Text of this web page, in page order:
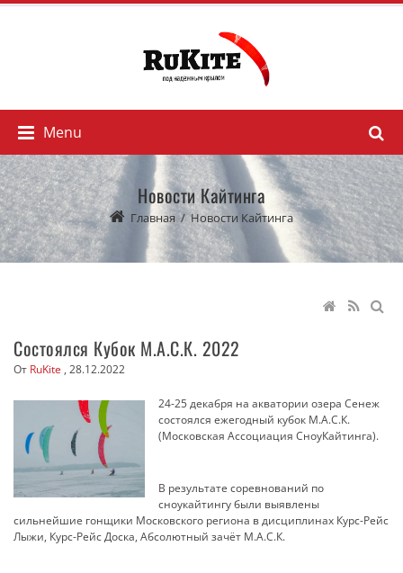
Menu
Новости Кайтинга
Главная /Новости Кайтинга
Состоялся Кубок М.А.С.К. 2022
От RuKite , 28.12.2022
24-25 декабря на акватории озера Сенеж
состоялся ежегодный кубок М.А.С.К.
(Московская Ассоциация СноуКайтинга).
В результате соревнований по
сноукайтингу были выявлены
сильнейшие гонщики Московского региона в дисциплинах Курс-Рейс
Лыжи, Курс-Рейс Доска, Абсолютный зачёт М.А.С.К.